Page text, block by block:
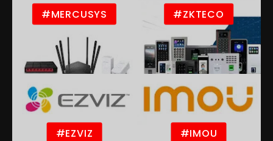
#MERCUSYS #ZKTECO
#EZVIZ #IMOU